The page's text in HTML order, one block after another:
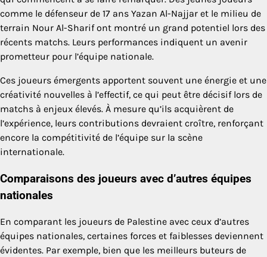
comme le défenseur de 17 ans Yazan Al-Najjar et le milieu de
terrain Nour Al-Sharif ont montré un grand potentiel lors des
récents matchs. Leurs performances indiquent un avenir
prometteur pour l’équipe nationale.
Ces joueurs émergents apportent souvent une énergie et une
créativité nouvelles à l’effectif, ce qui peut être décisif lors de
matchs à enjeux élevés. À mesure qu’ils acquièrent de
l’expérience, leurs contributions devraient croître, renforçant
encore la compétitivité de l’équipe sur la scène
internationale.
Comparaisons des joueurs avec d’autres équipes
nationales
En comparant les joueurs de Palestine avec ceux d’autres
équipes nationales, certaines forces et faiblesses deviennent
évidentes. Par exemple, bien que les meilleurs buteurs de